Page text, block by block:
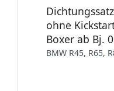
ohne
Boxer ab Bj.
BMW R45, R65,